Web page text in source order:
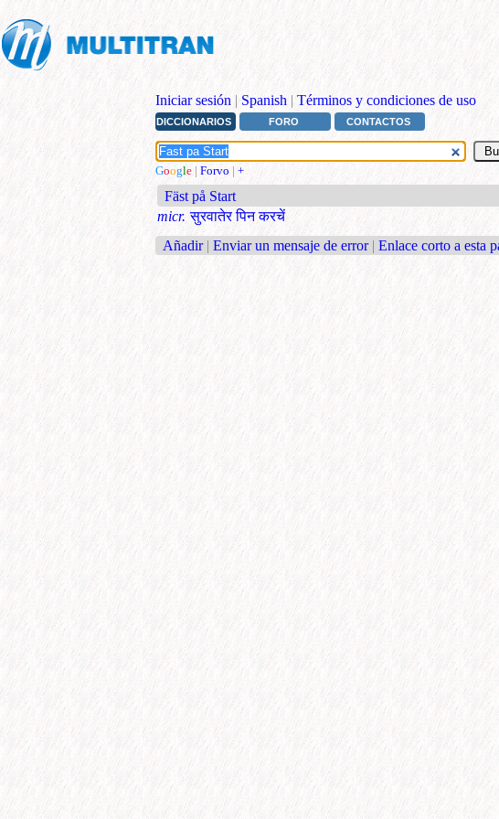
Iniciar sesión | Spanish | Términos y condiciones de uso
DICCIONARIOS FORO CONTACTOS
Google | Forvo | +
Fäst på Start
micr. सुरवातेर पिन करचें
Añadir | Enviar un mensaje de error | Enlace corto a esta